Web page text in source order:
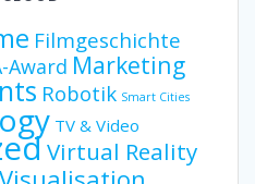
Filmgeschichte
Award Marketing
Robotik Smart Cities
TV & Video
Virtual Reality